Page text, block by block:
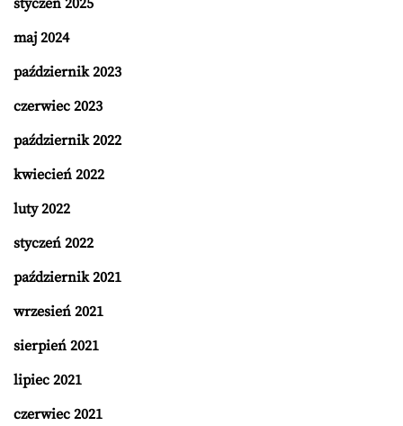
styczeń 2025
maj 2024
październik 2023
czerwiec 2023
październik 2022
kwiecień 2022
luty 2022
styczeń 2022
październik 2021
wrzesień 2021
sierpień 2021
lipiec 2021
czerwiec 2021